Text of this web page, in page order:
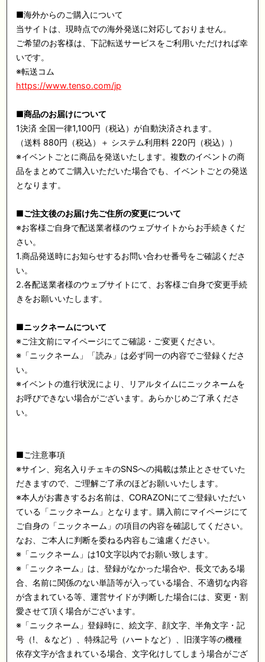
■海外からのご購入について
当サイトは、現時点での海外発送に対応しておりません。
ご希望のお客様は、下記転送サービスをご利用いただければ幸
いです。
※転送コム
https://www.tenso.com/jp
■商品のお届けについて
1決済 全国一律1,100円（税込）が自動決済されます。
（送料 880円（税込）＋ システム利用料 220円（税込））
※イベントごとに商品を発送いたします。複数のイベントの商
品をまとめてご購入いただいた場合でも、イベントごとの発送
となります。
■ご注文後のお届け先ご住所の変更について
※お客様ご自身で配送業者様のウェブサイトからお手続きくだ
さい。
1.商品発送時にお知らせするお問い合わせ番号をご確認くださ
い。
2.各配送業者様のウェブサイトにて、お客様ご自身で変更手続
きをお願いいたします。
■ニックネームについて
※ご注文前にマイページにてご確認・ご変更ください。
※「ニックネーム」「読み」は必ず同一の内容でご登録くださ
い。
※イベントの進行状況により、リアルタイムにニックネームを
お呼びできない場合がございます。あらかじめご了承くださ
い。
■ご注意事項
※サイン、宛名入りチェキのSNSへの掲載は禁止とさせていた
だきますので、ご理解ご了承のほどお願いいたします。
※本人がお書きするお名前は、CORAZONにてご登録いただい
ている「ニックネーム」となります。購入前にマイページにて
ご自身の「ニックネーム」の項目の内容を確認してください。
なお、ご本人に判断を委ねる内容もご遠慮ください。
※「ニックネーム」は10文字以内でお願い致します。
※「ニックネーム」は、登録がなかった場合や、長文である場
合、名前に関係のない単語等が入っている場合、不適切な内容
が含まれている等、運営サイドが判断した場合には、変更・割
愛させて頂く場合がございます。
※「ニックネーム」登録時に、絵文字、顔文字、半角文字・記
号（!、＆など）、特殊記号（ハートなど）、旧漢字等の機種
依存文字が含まれている場合、文字化けしてしまう場合がござ